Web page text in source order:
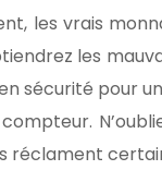
les vrais
les
sécurité pour un
réclament